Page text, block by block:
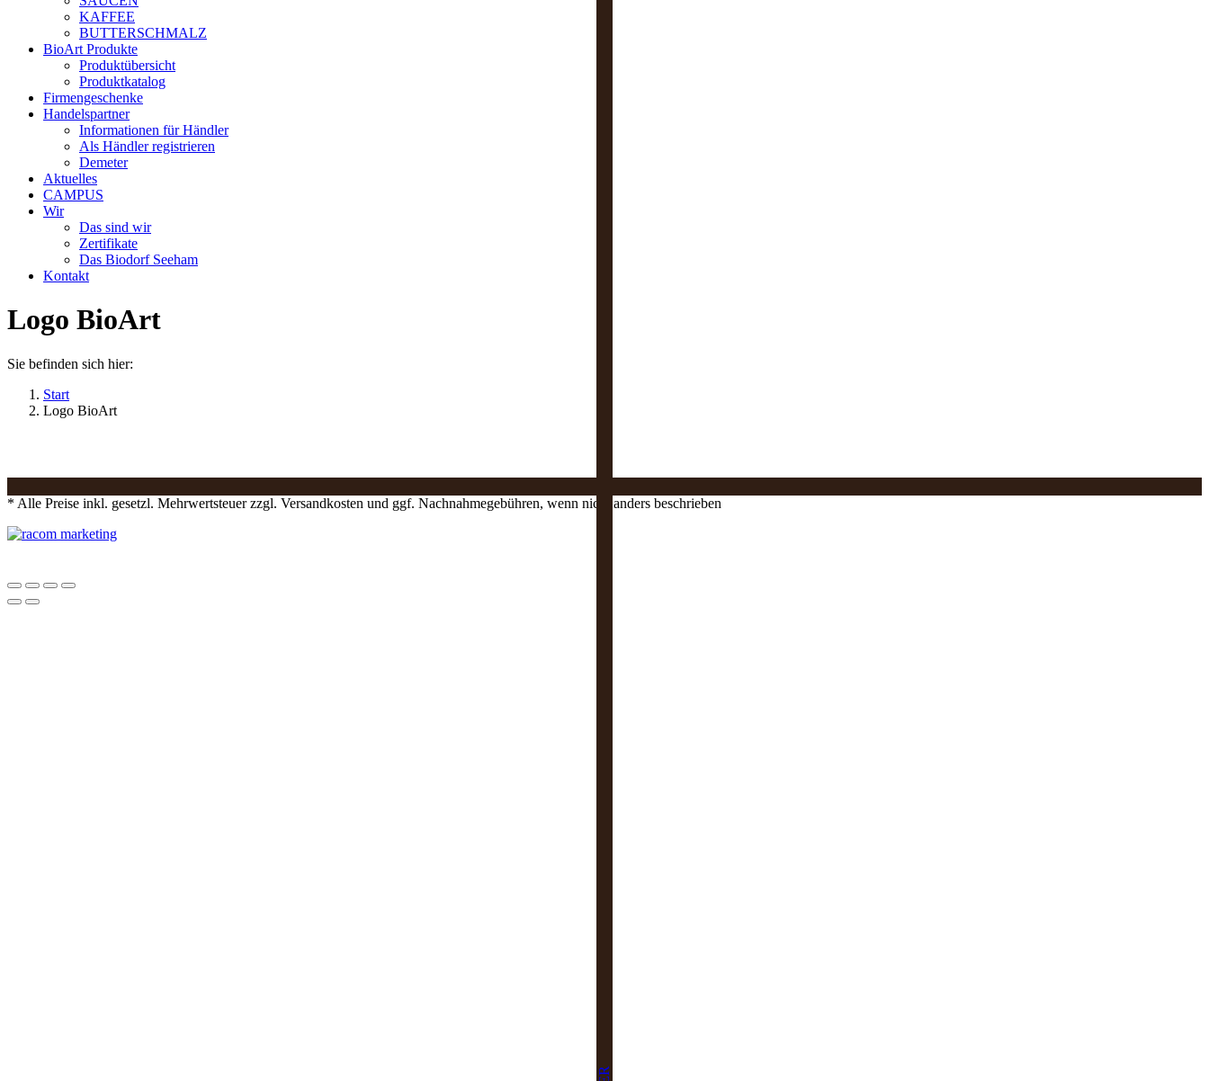
KAFFEE
BUTTERSCHMALZ
BioArt Produkte
Produktübersicht
Produktkatalog
Firmengeschenke
Handelspartner
Informationen für Händler
Als Händler registrieren
Demeter
Aktuelles
CAMPUS
Wir
Das sind wir
Zertifikate
Das Biodorf Seeham
Kontakt
Logo BioArt
Sie befinden sich hier:
Start
Logo BioArt
* Alle Preise inkl. gesetzl. Mehrwertsteuer zzgl. Versandkosten und ggf. Nachnahmegebühren, wenn nicht anders beschrieben